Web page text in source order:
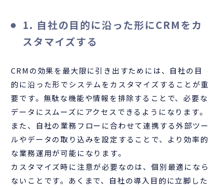
1. 自社の目的に沿った形にCRMをカ
スタマイズする
CRMの効果を最大限に引き出すためには、自社の目
的に沿った形でシステムをカスタマイズすることが重
要です。無駄な機能や情報を排除することで、必要な
データにスムーズにアクセスできるようになります。
また、自社の業務フローに合わせて連携する外部ツー
ルやデータの取り込みを設定することで、より効率的
な業務運用が可能になります。
カスタマイズ時に注意が必要なのは、個別最適になら
ないことです。あくまで、自社の導入目的に立脚した